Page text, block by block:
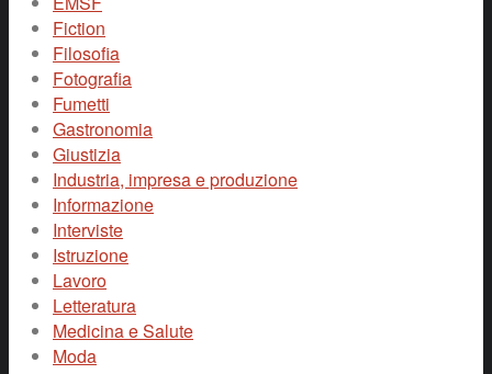
Fiction
Filosofia
Fotografia
Fumetti
Gastronomia
Giustizia
Industria, impresa e produzione
Informazione
Interviste
Istruzione
Lavoro
Letteratura
Medicina e Salute
Moda